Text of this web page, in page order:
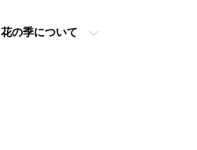
花の季について